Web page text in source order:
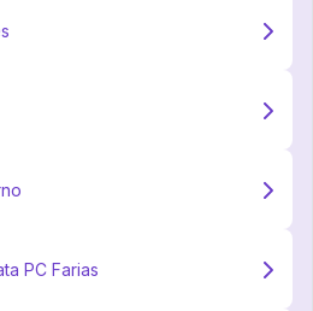
PC Farias